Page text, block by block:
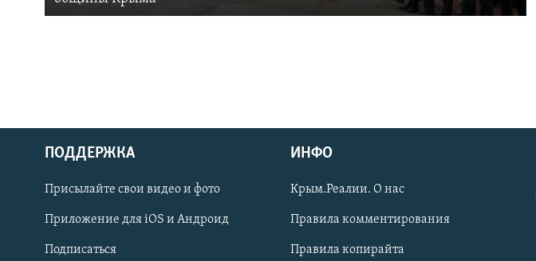
Українською
Qırımtatar
ПРИСОЕДИНЯЙТЕСЬ!
ПОДДЕРЖКА
Присылайте свои видео и фото
Приложение для iOS и Андроид
Подписаться
ИНФО
Крым.Реалии. О нас
Правила комментирования
Правила копирайта